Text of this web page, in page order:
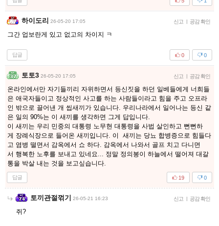
하이도리 26-05-20 17:05 신고 | 공감 확인
그간 업보란게 있고 없고의 차이지 ㅋ
답글 0
0
토토3 26-05-20 17:05 신고 | 공감 확인
온라인에서만 자기들끼리 자위하면서 등신짓을 하던 일베들에게 너희들
은 애국자들이고 정상적인 사고를 하는 사람들이라고 힘을 주고 오프라
인 밖으로 끌어낸 개 씹새끼가 있습니다. 우리나라에서 일어나는 등신 같
은 일의 90%는 이 새끼를 생각하면 그게 답입니다.
이 새끼는 우리 민중의 대통령 노무현 대통령을 사법 살인하고 뻔뻔하
게 장례식장으로 들어온 새끼입니다. 이 새끼는 당뇨 합병증으로 힘들다
고 염병 떨면서 감옥에서 쇼 하다. 감옥에서 나와서 골프 치고 다니면
서 행복한 노후를 보내고 있네요... 정말 정의봉이 하늘에서 떨어져 대갈
통을 박살 내는 것을 보고싶습니다.
답글 0
19
토끼관절꺾기 26-05-21 16:23 신고 | 공감 확인
쥐?